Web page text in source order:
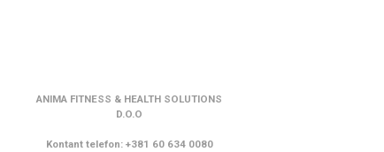
ANIMA FITNESS & HEALTH SOLUTIONS
D.O.O
Kontant telefon: +381 60 634 0080